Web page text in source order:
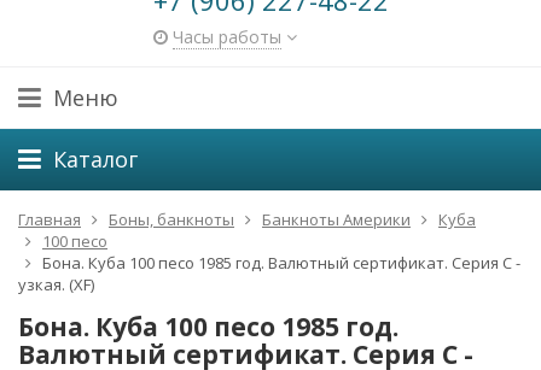
Часы работы
Меню
Каталог
Главная Боны, банкноты Банкноты Америки
Куба
100 песо
Бона. Куба 100 песо 1985 год. Валютный сертификат. Серия C -
узкая. (XF)
Бона. Куба 100 песо 1985 год.
Валютный сертификат. Серия C -